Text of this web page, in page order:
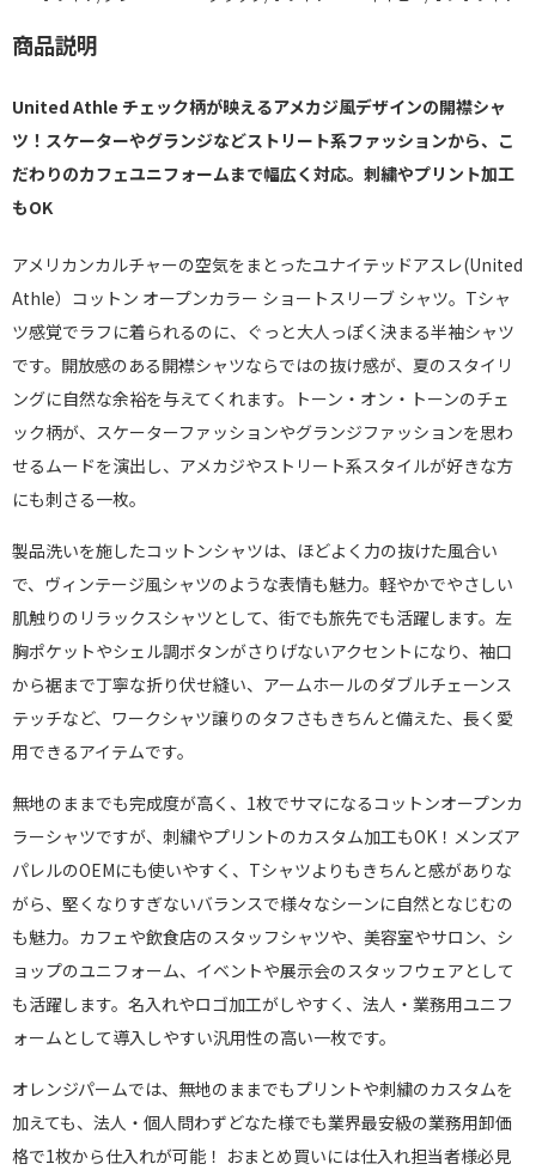
商品説明
United Athle チェック柄が映えるアメカジ風デザインの開襟シャ
ツ！スケーターやグランジなどストリート系ファッションから、こ
だわりのカフェユニフォームまで幅広く対応。刺繍やプリント加工
もOK
アメリカンカルチャーの空気をまとったユナイテッドアスレ(United
Athle）コットン オープンカラー ショートスリーブ シャツ。Tシャ
ツ感覚でラフに着られるのに、ぐっと大人っぽく決まる半袖シャツ
です。開放感のある開襟シャツならではの抜け感が、夏のスタイリ
ングに自然な余裕を与えてくれます。トーン・オン・トーンのチェ
ック柄が、スケーターファッションやグランジファッションを思わ
せるムードを演出し、アメカジやストリート系スタイルが好きな方
にも刺さる一枚。
製品洗いを施したコットンシャツは、ほどよく力の抜けた風合い
で、ヴィンテージ風シャツのような表情も魅力。軽やかでやさしい
肌触りのリラックスシャツとして、街でも旅先でも活躍します。左
胸ポケットやシェル調ボタンがさりげないアクセントになり、袖口
から裾まで丁寧な折り伏せ縫い、アームホールのダブルチェーンス
テッチなど、ワークシャツ譲りのタフさもきちんと備えた、長く愛
用できるアイテムです。
無地のままでも完成度が高く、1枚でサマになるコットンオープンカ
ラーシャツですが、刺繍やプリントのカスタム加工もOK！メンズア
パレルのOEMにも使いやすく、Tシャツよりもきちんと感がありな
がら、堅くなりすぎないバランスで様々なシーンに自然となじむの
も魅力。カフェや飲食店のスタッフシャツや、美容室やサロン、シ
ョップのユニフォーム、イベントや展示会のスタッフウェアとして
も活躍します。名入れやロゴ加工がしやすく、法人・業務用ユニフ
ォームとして導入しやすい汎用性の高い一枚です。
オレンジパームでは、無地のままでもプリントや刺繍のカスタムを
加えても、法人・個人問わずどなた様でも業界最安級の業務用卸価
格で1枚から仕入れが可能！ おまとめ買いには仕入れ担当者様必見